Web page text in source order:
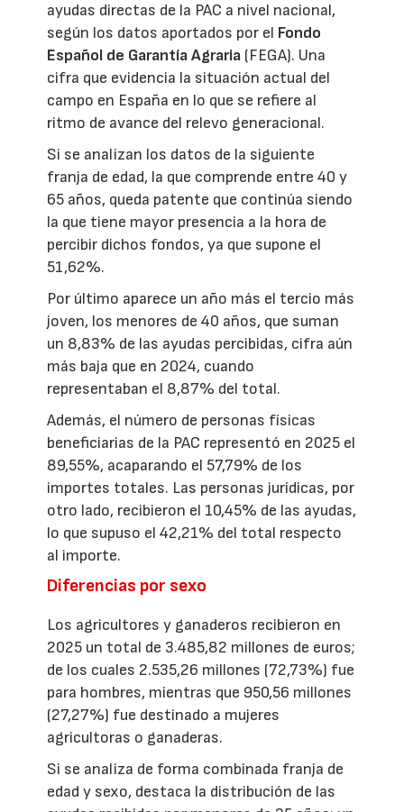
ayudas directas de la PAC a nivel nacional,
según los datos aportados por el Fondo
Español de Garantía Agraria (FEGA). Una
cifra que evidencia la situación actual del
campo en España en lo que se refiere al
ritmo de avance del relevo generacional.
Si se analizan los datos de la siguiente
franja de edad, la que comprende entre 40 y
65 años, queda patente que continúa siendo
la que tiene mayor presencia a la hora de
percibir dichos fondos, ya que supone el
51,62%.
Por último aparece un año más el tercio más
joven, los menores de 40 años, que suman
un 8,83% de las ayudas percibidas, cifra aún
más baja que en 2024, cuando
representaban el 8,87% del total.
Además, el número de personas físicas
beneficiarias de la PAC representó en 2025 el
89,55%, acaparando el 57,79% de los
importes totales. Las personas jurídicas, por
otro lado, recibieron el 10,45% de las ayudas,
lo que supuso el 42,21% del total respecto
al importe.
Diferencias por sexo
Los agricultores y ganaderos recibieron en
2025 un total de 3.485,82 millones de euros;
de los cuales 2.535,26 millones (72,73%) fue
para hombres, mientras que 950,56 millones
(27,27%) fue destinado a mujeres
agricultoras o ganaderas.
Si se analiza de forma combinada franja de
edad y sexo, destaca la distribución de las